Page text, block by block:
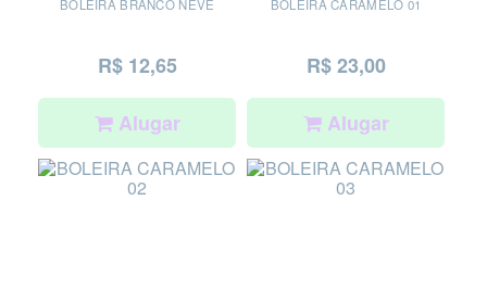
BOLEIRA BRANCO NEVE
R$ 12,65
Alugar
BOLEIRA CARAMELO 01
R$ 23,00
Alugar